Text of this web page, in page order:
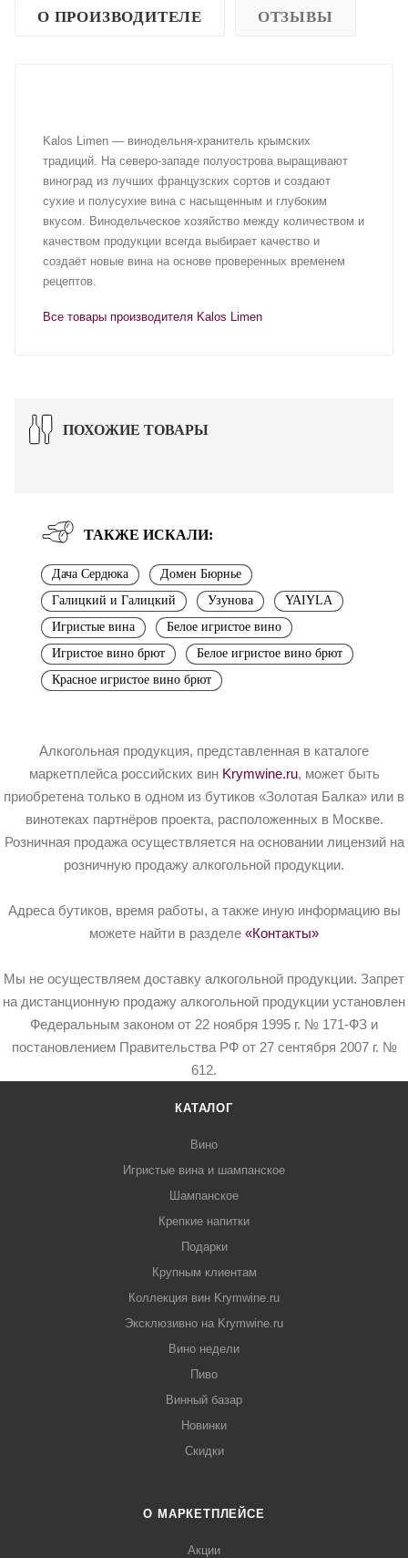
О ПРОИЗВОДИТЕЛЕ ОТЗЫВЫ
Kalos Limen — винодельня-хранитель крымских
традиций. На северо-западе полуострова выращивают
виноград из лучших французских сортов и создают
сухие и полусухие вина с насыщенным и глубоким
вкусом. Винодельческое хозяйство между количеством и
качеством продукции всегда выбирает качество и
создаёт новые вина на основе проверенных временем
рецептов.
Все товары производителя Kalos Limen
ПОХОЖИЕ ТОВАРЫ
ТАКЖЕ ИСКАЛИ:
Дача Сердюка
Домен Бюрнье
Галицкий и Галицкий
Узунова
YAIYLA
Игристые вина
Белое игристое вино
Игристое вино брют
Белое игристое вино брют
Красное игристое вино брют
Алкогольная продукция, представленная в каталоге
маркетплейса российских вин Krymwine.ru, может быть
приобретена только в одном из бутиков «Золотая Балка» или в
винотеках партнёров проекта, расположенных в Москве.
Розничная продажа осуществляется на основании лицензий на
розничную продажу алкогольной продукции.
Адреса бутиков, время работы, а также иную информацию вы
можете найти в разделе «Контакты»
Мы не осуществляем доставку алкогольной продукции. Запрет
на дистанционную продажу алкогольной продукции установлен
Федеральным законом от 22 ноября 1995 г. № 171-ФЗ и
постановлением Правительства РФ от 27 сентября 2007 г. №
612.
КАТАЛОГ
Вино
Игристые вина и шампанское
Шампанское
Крепкие напитки
Подарки
Крупным клиентам
Коллекция вин Krymwine.ru
Эксклюзивно на Krymwine.ru
Вино недели
Пиво
Винный базар
Новинки
Скидки
О МАРКЕТПЛЕЙСЕ
Акции